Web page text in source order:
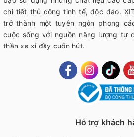
chi tiết thủ công tinh tế, độc đáo.
trở thành một tuyên ngôn phong
cuộc sống với nguồn năng lượng tự
thần xa xỉ đầy cuốn hút.
Hỗ trợ khách